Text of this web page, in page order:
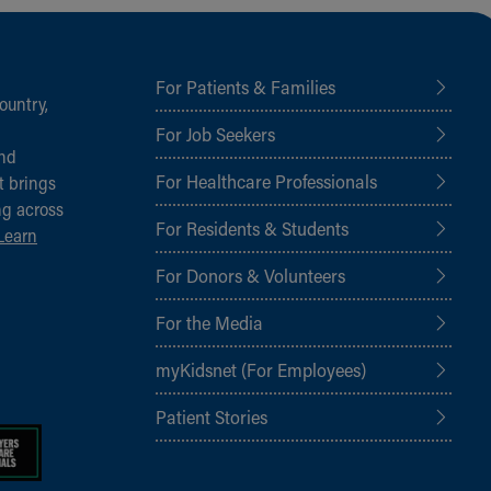
brings
across
For Patients & Families
For Job Seekers
For Healthcare Professionals
For Residents & Students
For Donors & Volunteers
For the Media
myKidsnet (For Employees)
Patient Stories